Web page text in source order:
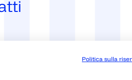
Politica sulla